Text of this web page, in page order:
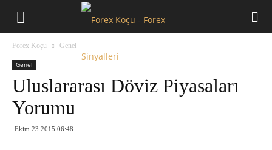
Forex Koçu Genel
Genel
Uluslararası Döviz Piyasaları
Yorumu
Ekim 23 2015 06:48